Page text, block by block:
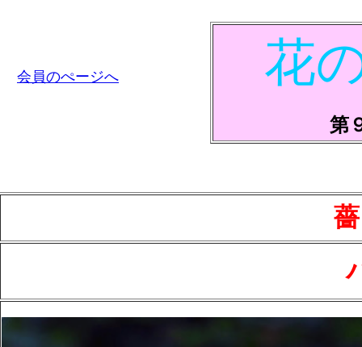
花
第
会員のぺージへ